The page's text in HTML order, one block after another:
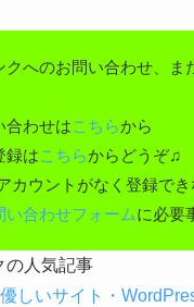
クへのお問い合わせ、ま
合わせはこちらから
録はこちらからどうぞ♫
カウントがなく登録で
い合わせフォームに必要
の人気記事
しいサイト・